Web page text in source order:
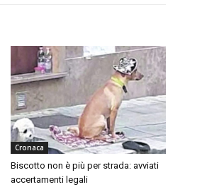
Cronaca
Biscotto non è più per strada: avviati
accertamenti legali